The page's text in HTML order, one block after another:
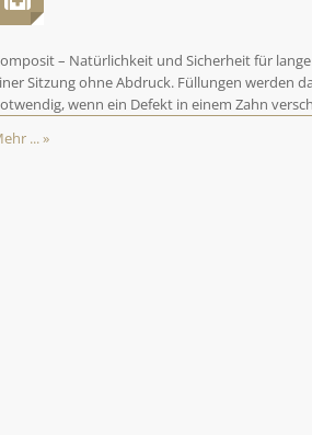
– Natürlichkeit und Sicherheit für
Sitzung ohne Abdruck. Füllungen werden
wenn ein Defekt in einem Zahn
... »